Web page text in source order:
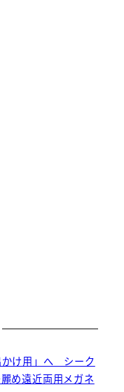
かけ用」へ シーク
め遠近両用メガネ